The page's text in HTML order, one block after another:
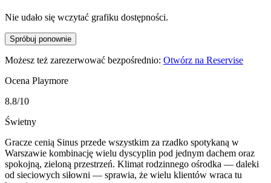
Nie udało się wczytać grafiku dostępności.
Spróbuj ponownie
Możesz też zarezerwować bezpośrednio: Otwórz na Reservise
Ocena Playmore
8.8/10
Świetny
Gracze cenią Sinus przede wszystkim za rzadko spotykaną w
Warszawie kombinację wielu dyscyplin pod jednym dachem oraz
spokojną, zieloną przestrzeń. Klimat rodzinnego ośrodka — daleki
od sieciowych siłowni — sprawia, że wielu klientów wraca tu